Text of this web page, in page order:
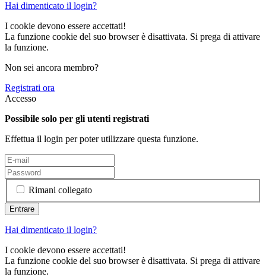
Hai dimenticato il login?
I cookie devono essere accettati!
La funzione cookie del suo browser è disattivata. Si prega di attivare
la funzione.
Non sei ancora membro?
Registrati ora
Accesso
Possibile solo per gli utenti registrati
Effettua il login per poter utilizzare questa funzione.
Rimani collegato
Hai dimenticato il login?
I cookie devono essere accettati!
La funzione cookie del suo browser è disattivata. Si prega di attivare
la funzione.